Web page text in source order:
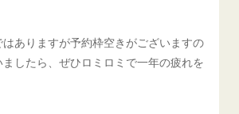
ありますが予約枠空きがございますの
したら、ぜひロミロミで一年の疲れを